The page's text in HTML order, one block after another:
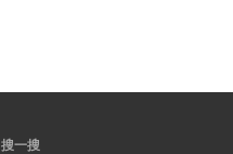
搜一搜